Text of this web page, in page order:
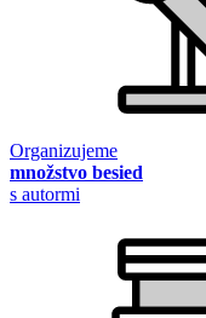
Organizujeme
množstvo besied
s autormi